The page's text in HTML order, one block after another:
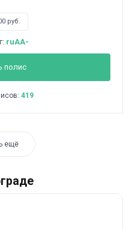
руб.
ruAA-
полис
419
ещё